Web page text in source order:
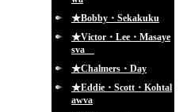
★Bobby・Sekakuku
★Victor・Lee・Masaye
sva
★Chalmers・Day
★Eddie・Scott・Kohtal
awva